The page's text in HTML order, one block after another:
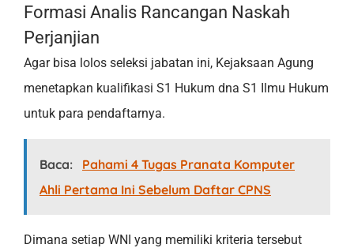
Formasi Analis Rancangan Naskah
Perjanjian
Agar bisa lolos seleksi jabatan ini, Kejaksaan Agung
menetapkan kualifikasi S1 Hukum dna S1 Ilmu Hukum
untuk para pendaftarnya.
Baca:
Pahami 4 Tugas Pranata Komputer
Ahli Pertama Ini Sebelum Daftar CPNS
Dimana setiap WNI yang memiliki kriteria tersebut